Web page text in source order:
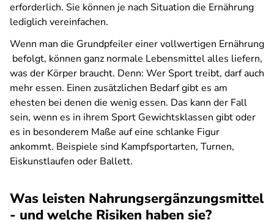
erforderlich. Sie können je nach Situation die Ernährung
lediglich vereinfachen.
Wenn man die Grundpfeiler einer vollwertigen Ernährung
befolgt, können ganz normale Lebensmittel alles liefern,
was der Körper braucht. Denn: Wer Sport treibt, darf auch
mehr essen. Einen zusätzlichen Bedarf gibt es am
ehesten bei denen die wenig essen. Das kann der Fall
sein, wenn es in ihrem Sport Gewichtsklassen gibt oder
es in besonderem Maße auf eine schlanke Figur
ankommt. Beispiele sind Kampfsportarten, Turnen,
Eiskunstlaufen oder Ballett.
Was leisten Nahrungsergänzungsmittel
- und welche Risiken haben sie?